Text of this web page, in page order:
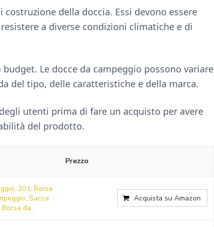
della doccia. Essi devono essere
a diverse condizioni climatiche e di
Le docce da campeggio possono variare
del tipo, delle caratteristiche e della marca.
utenti prima di fare un acquisto per avere
del prodotto.
Prezzo
20 L Borsa
Sacca
da...
Acquista su Amazon